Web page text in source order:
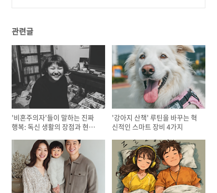
관련글
'비혼주의자'들이 말하는 진짜
행복: 독신 생활의 장점과 현실
'강아지 산책' 루틴을 바꾸는 혁
신적인 스마트 장비 4가지